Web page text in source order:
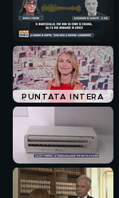
PUNTATA INTERA